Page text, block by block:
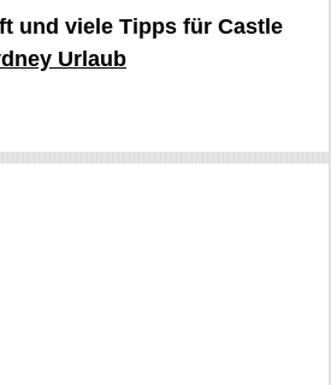
und viele Tipps für Castle
Urlaub